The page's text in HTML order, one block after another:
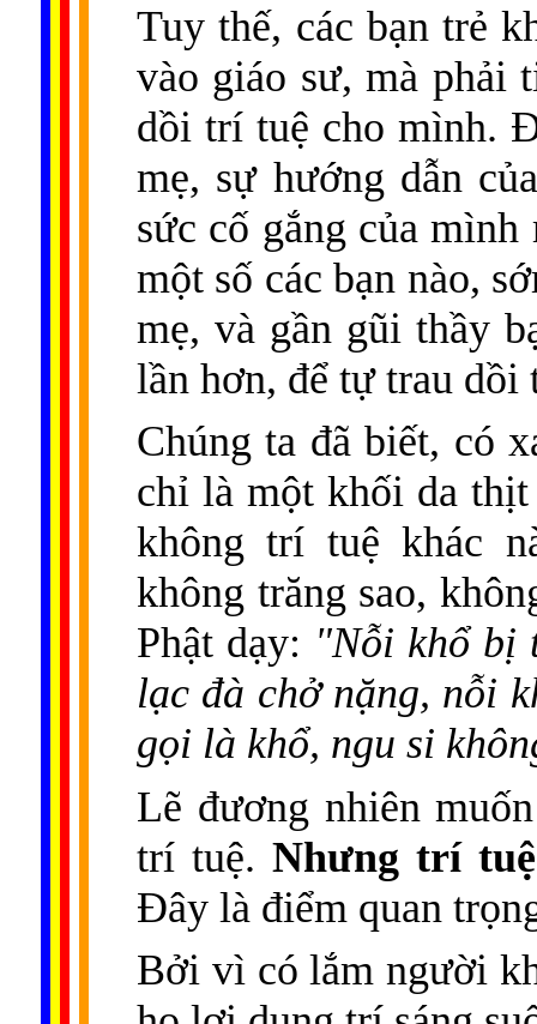
Tuy thế, các bạn trẻ
vào giáo sư, mà phải
dồi trí tuệ cho mình.
mẹ, sự hướng dẫn
sức cố gắng của
một số các bạn nào,
mẹ, và gần gũi thầy
lần hơn, để tự trau dồi
Chúng ta đã biết, có
chỉ là một khối da
không trí tuệ khác
không trăng sao,
Phật dạy: "Nỗi khổ bị
lạc đà chở nặng, nỗi
gọi là khổ, ngu si
Lẽ đương nhiên
trí tuệ.Nhưng trí
Đây là điểm quan
Bởi vì có lắm người